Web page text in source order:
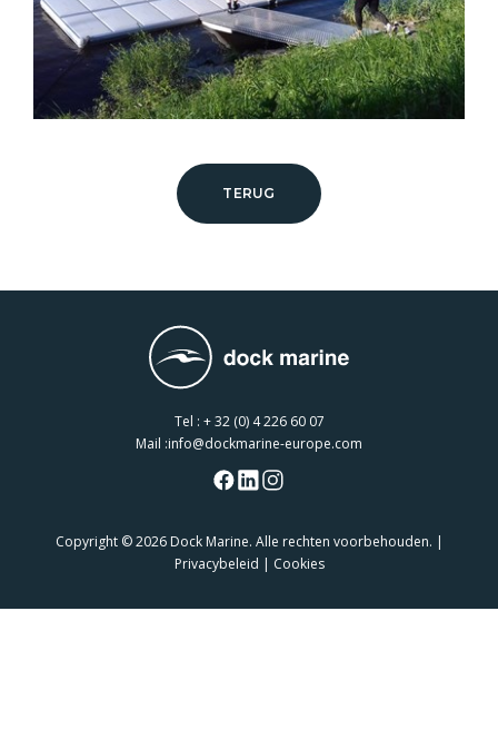
TERUG
Tel : + 32 (0) 4 226 60 07
Mail :info@dockmarine-europe.com
Copyright© 2026 Dock Marine. Alle rechten voorbehouden. |
Privacybeleid | Cookies